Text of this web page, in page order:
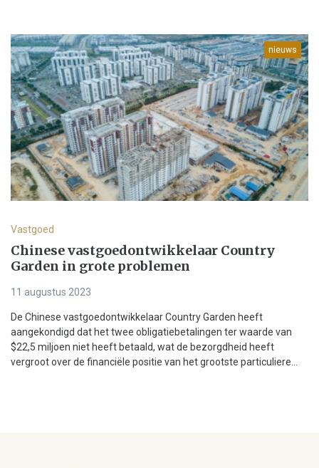
nieuws
Vastgoed
Chinese vastgoedontwikkelaar Country
Garden in grote problemen
11 augustus 2023
De Chinese vastgoedontwikkelaar Country Garden heeft
aangekondigd dat het twee obligatiebetalingen ter waarde van
$22,5 miljoen niet heeft betaald, wat de bezorgdheid heeft
vergroot over de financiële positie van het grootste particuliere...